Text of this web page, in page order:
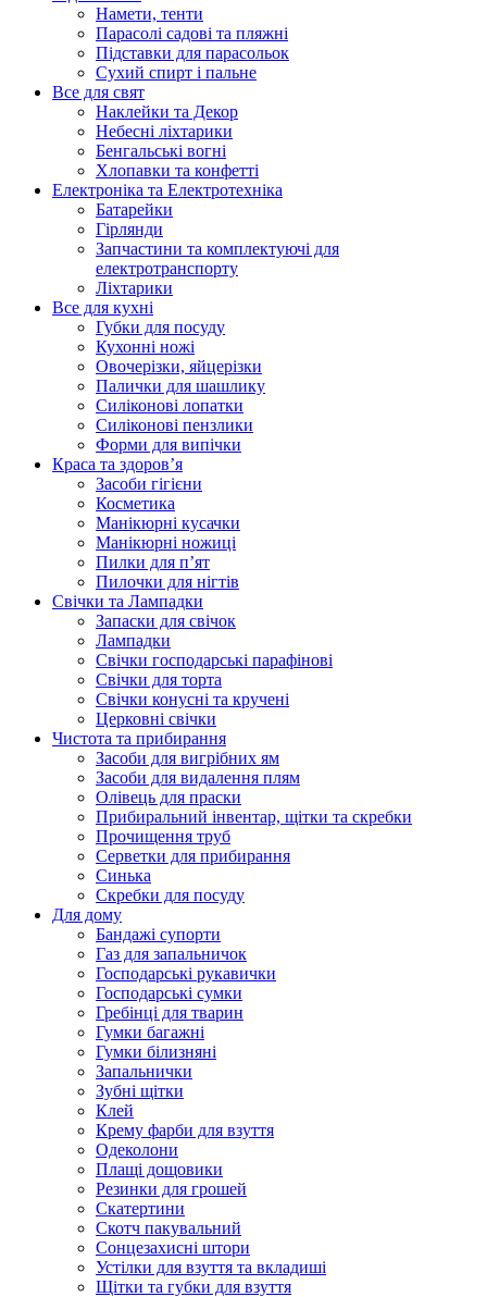
Намети, тенти
Парасолі садові та пляжні
Підставки для парасольок
Сухий спирт і пальне
Все для свят
Наклейки та Декор
Небесні ліхтарики
Бенгальські вогні
Хлопавки та конфетті
Електроніка та Електротехніка
Батарейки
Гірлянди
Запчастини та комплектуючі для
електротранспорту
Ліхтарики
Все для кухні
Губки для посуду
Кухонні ножі
Овочерізки, яйцерізки
Палички для шашлику
Силіконові лопатки
Силіконові пензлики
Форми для випічки
Краса та здоров’я
Засоби гігієни
Косметика
Манікюрні кусачки
Манікюрні ножиці
Пилки для п’ят
Пилочки для нігтів
Свічки та Лампадки
Запаски для свічок
Лампадки
Свічки господарські парафінові
Свічки для торта
Свічки конусні та кручені
Церковні свічки
Чистота та прибирання
Засоби для вигрібних ям
Засоби для видалення плям
Олівець для праски
Прибиральний інвентар, щітки та скребки
Прочищення труб
Серветки для прибирання
Синька
Скребки для посуду
Для дому
Бандажі супорти
Газ для запальничок
Господарські рукавички
Господарські сумки
Гребінці для тварин
Гумки багажні
Гумки білизняні
Запальнички
Зубні щітки
Клей
Крему фарби для взуття
Одеколони
Плащі дощовики
Резинки для грошей
Скатертини
Скотч пакувальний
Сонцезахисні штори
Устілки для взуття та вкладиші
Щітки та губки для взуття